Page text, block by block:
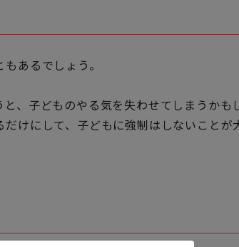
あるでしょう。
、子どものやる気を失わせてしまうか
けにして、子どもに強制はしないことが